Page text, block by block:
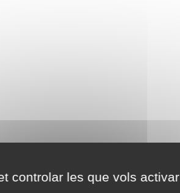
controlar les que vols activar